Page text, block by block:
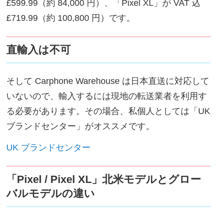
£599.99（約 84,000 円）、「Pixel XL」が VAT 込
£719.99（約 100,800 円）です。
直輸入は不可
そして Carphone Warehouse は日本直送に対応して
いないので、輸入するには現地の転送業者を利用す
る必要があります。その場合、私個人としては「UK
ブランドセンター」がオススメです。
UK ブランドセンター
「Pixel / Pixel XL」北米モデルとグロー
バルモデルの違い